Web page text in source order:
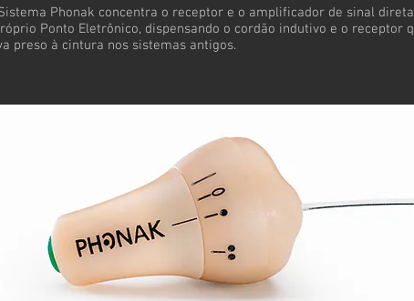
Phonak concentra o receptor e o amplificador de sinal
Ponto Eletrônico, dispensando o cordão indutivo e o receptor
preso à cintura nos sistemas antigos.